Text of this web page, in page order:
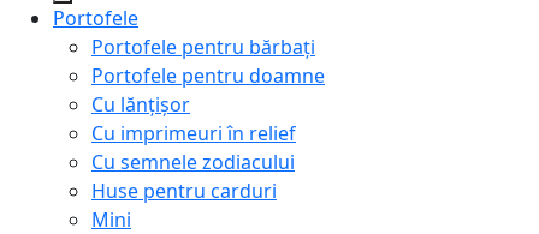
Portofele
Portofele pentru bărbați
Portofele pentru doamne
Cu lănțișor
Cu imprimeuri în relief
Cu semnele zodiacului
Huse pentru carduri
Mini